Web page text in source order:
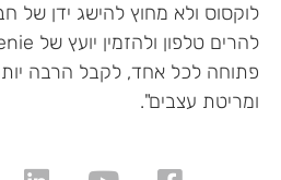
ומריטת עצבים".